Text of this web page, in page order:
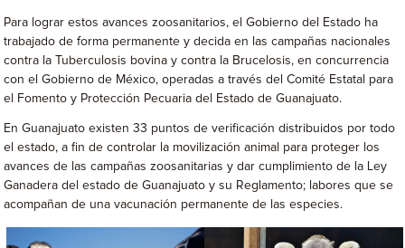
Para lograr estos avances zoosanitarios, el Gobierno del Estado ha
trabajado de forma permanente y decida en las campañas nacionales
contra la Tuberculosis bovina y contra la Brucelosis, en concurrencia
con el Gobierno de México, operadas a través del Comité Estatal para
el Fomento y Protección Pecuaria del Estado de Guanajuato.
En Guanajuato existen 33 puntos de verificación distribuidos por todo
el estado, a fin de controlar la movilización animal para proteger los
avances de las campañas zoosanitarias y dar cumplimiento de la Ley
Ganadera del estado de Guanajuato y su Reglamento; labores que se
acompañan de una vacunación permanente de las especies.